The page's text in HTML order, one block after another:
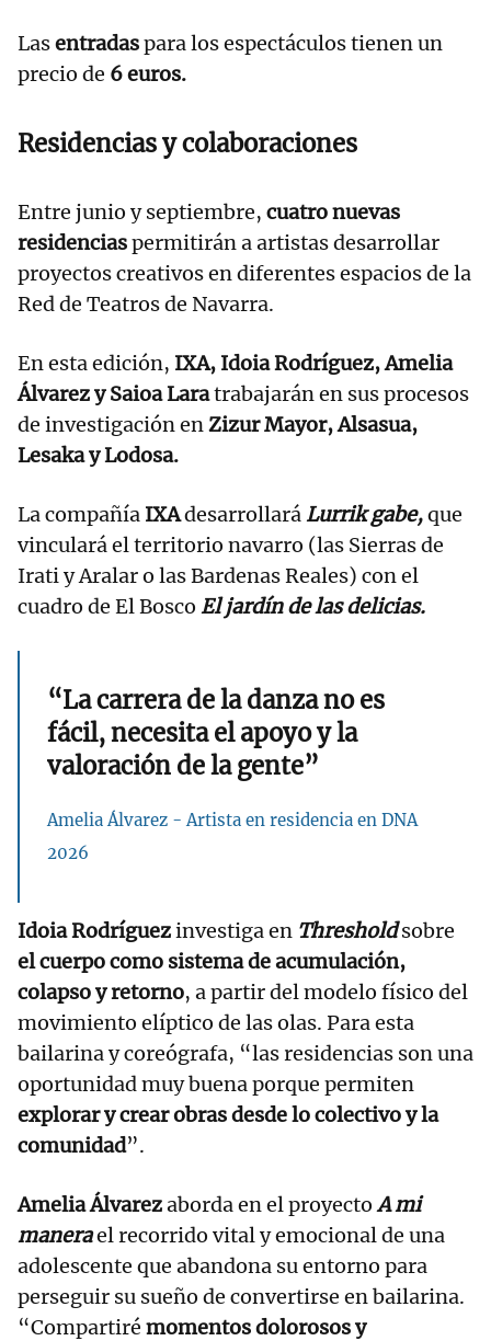
Lasentradaspara los espectáculos tienen un
precio de 6 euros.
Residencias y colaboraciones
Entre junio y septiembre, cuatro nuevas
residenciaspermitirán a artistas desarrollar
proyectos creativos en diferentes espacios de la
Red de Teatros de Navarra.
En esta edición, IXA, Idoia Rodríguez, Amelia
Álvarez y Saioa Laratrabajarán en sus procesos
de investigación enZizur Mayor, Alsasua,
Lesaka y Lodosa.
La compañía IXAdesarrollaráLurrik gabe,que
vinculará el territorio navarro (las Sierras de
Irati y Aralar o las Bardenas Reales) con el
cuadro de El Bosco El jardín de las delicias.
“La carrera de la danza no es
fácil, necesita el apoyo y la
valoración de la gente”
Amelia Álvarez - Artista en residencia en DNA
2026
Idoia Rodríguezinvestiga en Thresholdsobre
el cuerpo como sistema de acumulación,
colapso y retorno, a partir del modelo físico del
movimiento elíptico de las olas. Para esta
bailarina y coreógrafa, “las residencias son una
oportunidad muy buena porque permiten
explorar y crear obras desde lo colectivo y la
comunidad”.
Amelia Álvarezaborda en el proyectoA mi
manerael recorrido vital y emocional de una
adolescente que abandona su entorno para
perseguir su sueño de convertirse en bailarina.
“Compartiré momentos dolorosos y